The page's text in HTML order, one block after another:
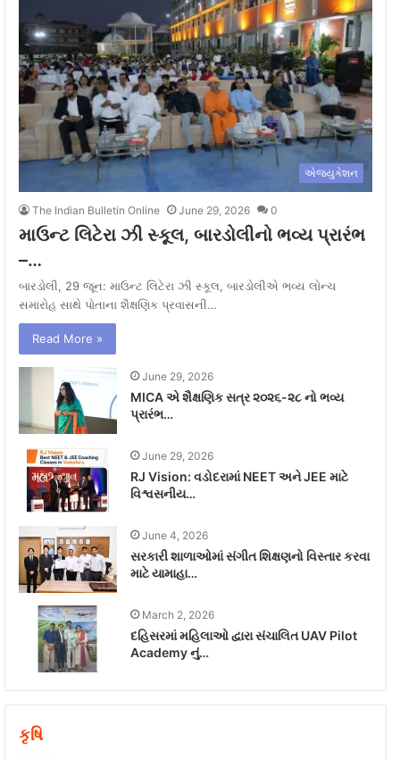
એજ્યુકેશન
The Indian Bulletin Online June 29, 2026 0
માઉન્ટ લિટેરા ઝી સ્કૂલ, બારડોલીનો ભવ્ય પ્રારંભ
–…
બારડોલી, 29 જૂન: માઉન્ટ લિટેરા ઝી સ્કૂલ, બારડોલીએ ભવ્ય લોન્ચ
સમારોહ સાથે પોતાના શૈક્ષણિક પ્રવાસની…
Read More »
June 29, 2026
MICA એ શૈક્ષણિક સત્ર ૨૦૨૬-૨૮ નો ભવ્ય
પ્રારંભ…
June 29, 2026
RJ Vision: વડોદરામાં NEET અને JEE માટે
વિશ્વસનીય…
June 4, 2026
સરકારી શાળાઓમાં સંગીત શિક્ષણનો વિસ્તાર કરવા
માટે યામાહા…
March 2, 2026
દહિસરમાં મહિલાઓ દ્વારા સંચાલિત UAV Pilot
Academy નું…
કૃષિ